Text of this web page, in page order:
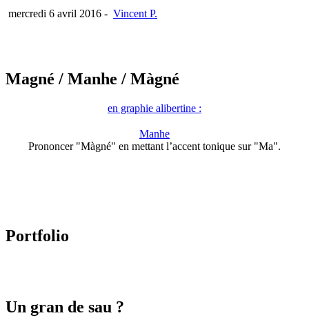
mercredi 6 avril 2016 - Vincent P.
Magné / Manhe / Màgné
en graphie alibertine :
Manhe
Prononcer "Màgné" en mettant l’accent tonique sur "Ma".
Portfolio
Un gran de sau ?